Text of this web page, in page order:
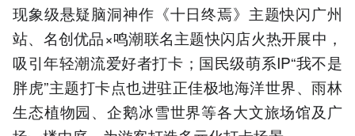
现象级悬疑脑洞神作《十日终焉》主题快闪广州
站、名创优品×鸣潮联名主题快闪店火热开展中，
吸引年轻潮流爱好者打卡；国民级萌系IP“我不是
胖虎”主题打卡点也进驻正佳极地海洋世界、雨林
生态植物园、企鹅冰雪世界等各大文旅场馆及广